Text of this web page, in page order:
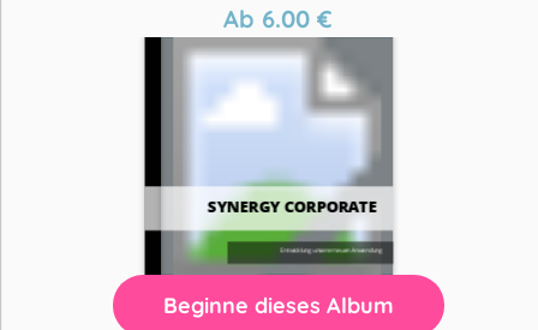
Ab 6.00 €
Beginne dieses Album